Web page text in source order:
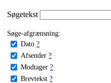
Søgetekst
Søge-afgrænsning:
Dato ?
Afsender ?
Modtager ?
Brevtekst ?